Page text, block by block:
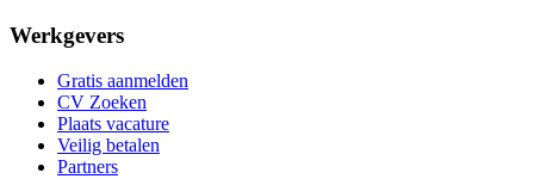
Werkgevers
Gratis aanmelden
CV Zoeken
Plaats vacature
Veilig betalen
Partners